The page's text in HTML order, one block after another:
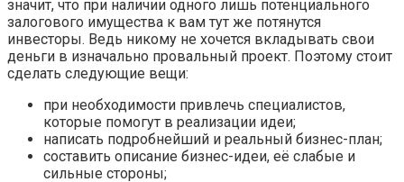
значит, что при наличии одного лишь потенциального
залогового имущества к вам тут же потянутся
инвесторы. Ведь никому не хочется вкладывать свои
деньги в изначально провальный проект. Поэтому стоит
сделать следующие вещи:
при необходимости привлечь специалистов,
которые помогут в реализации идеи;
написать подробнейший и реальный бизнес-план;
составить описание бизнес-идеи, её слабые и
сильные стороны;